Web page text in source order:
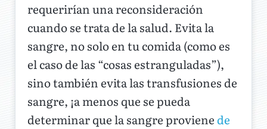
requerirían una reconsideración
cuando se trata de la salud. Evita la
sangre, no solo en tu comida (como es
el caso de las “cosas estranguladas”),
sino también evita las transfusiones de
sangre, ¡a menos que se pueda
determinar que la sangre proviene de